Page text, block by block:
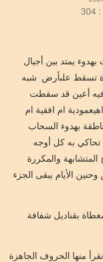
بهدوء يمتد بين أجيال
تسقط علىأرض شبه
أعين قد سقطت
اهيعمودية ام افقية ام
بهدوء السحاب
تحاكي به كل أوجه
المتشابهة والمكررة
وحنين الأيام يبقى الجزء
بقناديل شفافة
نقرأ منها الحروف الجاهزة